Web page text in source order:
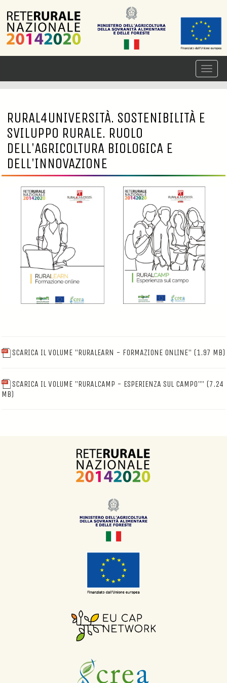
RURAL4UNIVERSITÀ. SOSTENIBILITÀ E
SVILUPPO RURALE. RUOLO
DELL'AGRICOLTURA BIOLOGICA E
DELL'INNOVAZIONE
SCARICA IL VOLUME "RURALEARN - FORMAZIONE ONLINE" (1.97 MB)
SCARICA IL VOLUME "RURALCAMP - ESPERIENZA SUL CAMPO"" (7.24
MB)